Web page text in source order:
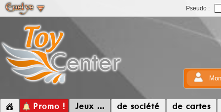
Pseudo :
Promo ! Jeux ... de société de cartes